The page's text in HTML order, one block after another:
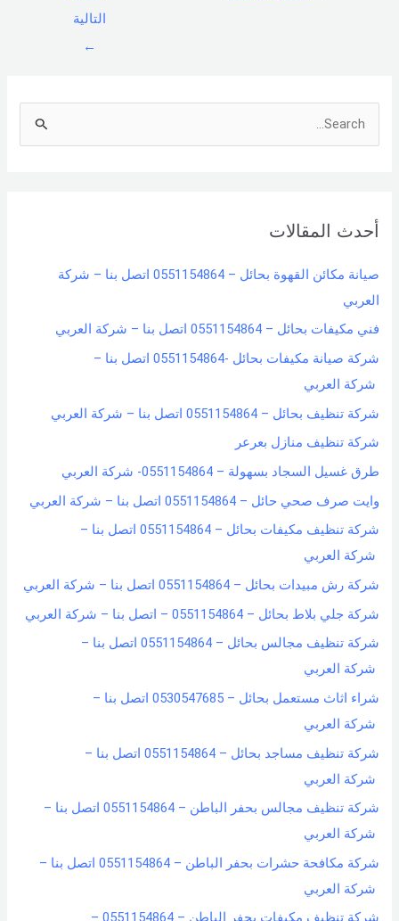
التالية
←
c
f
o
r
:
أحدث المقالات
صيانة مكائن القهوة بحائل – 0551154864 اتصل بنا – شركة
العربي
فني مكيفات بحائل – 0551154864 اتصل بنا – شركة العربي
شركة صيانة مكيفات بحائل -0551154864 اتصل بنا –
شركة العربي
شركة تنظيف بحائل – 0551154864 اتصل بنا – شركة العربي
شركة تنظيف منازل بعرعر
طرق غسيل السجاد بسهولة – 0551154864- شركة العربي
وايت صرف صحي حائل – 0551154864 اتصل بنا – شركة العربي
شركة تنظيف مكيفات بحائل – 0551154864 اتصل بنا –
شركة العربي
شركة رش مبيدات بحائل – 0551154864 اتصل بنا – شركة العربي
شركة جلي بلاط بحائل – 0551154864 – اتصل بنا – شركة العربي
شركة تنظيف مجالس بحائل – 0551154864 اتصل بنا –
شركة العربي
شراء اثاث مستعمل بحائل – 0530547685 اتصل بنا –
شركة العربي
شركة تنظيف مساجد بحائل – 0551154864 اتصل بنا –
شركة العربي
شركة تنظيف مجالس بحفر الباطن – 0551154864 اتصل بنا –
شركة العربي
شركة مكافحة حشرات بحفر الباطن – 0551154864 اتصل بنا –
شركة العربي